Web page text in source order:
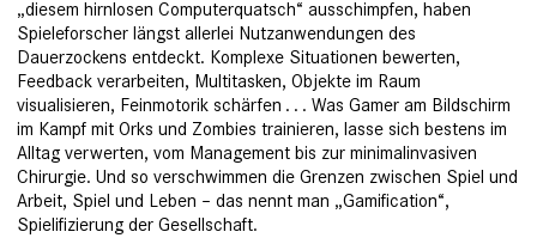
„diesem hirnlosen Computerquatsch“ ausschimpfen, haben
Spieleforscher längst allerlei Nutzanwendungen des
Dauerzockens entdeckt. Komplexe ­Situationen bewerten,
Feedback verarbeiten, Multitasken, Objekte im Raum
visualisieren, Feinmotorik schärfen . . . Was Gamer am Bildschirm
im Kampf mit Orks und Zombies trainieren, lasse sich bes­tens im
Alltag verwerten, vom Management bis zur minimalinvasiven
Chirurgie. Und so verschwimmen die Grenzen zwischen Spiel und
Arbeit, Spiel und Leben – das nennt man „Gamification“,
Spielifizierung der Gesellschaft.